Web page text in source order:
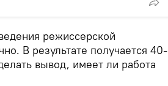
режиссерской
В результате получается 40-
вывод, имеет ли работа